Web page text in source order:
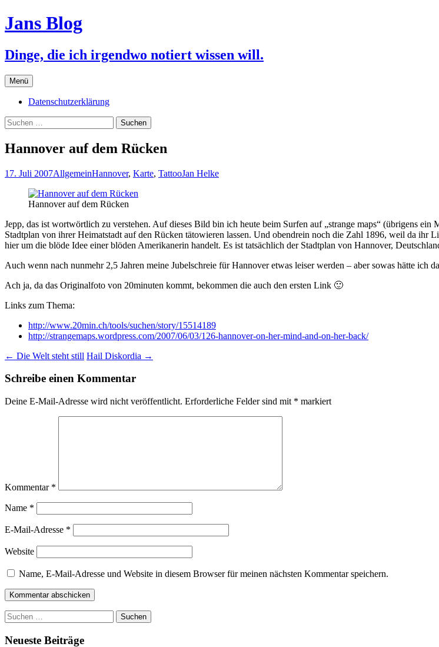
Jans Blog
Dinge, die ich irgendwo notiert wissen will.
Menü Zum
Inhalt
springen
Datenschutzerklärung
Suchen
nach:
Hannover auf dem Rücken
17. Juli 2007AllgemeinHannover, Karte, TattooJan Helke
Hannover auf dem Rücken
Jepp, das ist wortwörtlich zu verstehen. Auf dieses Bild bin ich heute beim Surfen auf „strange maps“ (übrigens
Stadtplan von ihrer Heimatstadt auf den Rücken tätowieren lassen. Und obendrein noch die Zahl 1896, weil da ihr
hier um die blöde Idee einer blöden Amerikanerin handelt. Es ist tatsächlich der Stadtplan von Hannover,
Auch wenn nach nunmehr 2,5 Jahren meine Jubelschreie für Hannover etwas leiser werden – aber sowas hätte ich
Ach ja, da das Originalfoto von 20minuten kommt, bekommen die auch den ersten Link 🙂
Links zum Thema:
http://www.20min.ch/tools/suchen/story/15514189
http://strangemaps.wordpress.com/2007/06/03/126-hannover-on-her-mind-and-on-her-back/
Beitrags-
Navigation
← Die Welt steht still Hail Diskordia →
Schreibe einen Kommentar
Deine E-Mail-Adresse wird nicht veröffentlicht. Erforderliche Felder sind mit * markiert
Kommentar *
Name *
E-Mail-Adresse *
Website
Name, E-Mail-Adresse und Website in diesem Browser für meinen nächsten Kommentar speichern.
Suchen
nach:
Neueste Beiträge